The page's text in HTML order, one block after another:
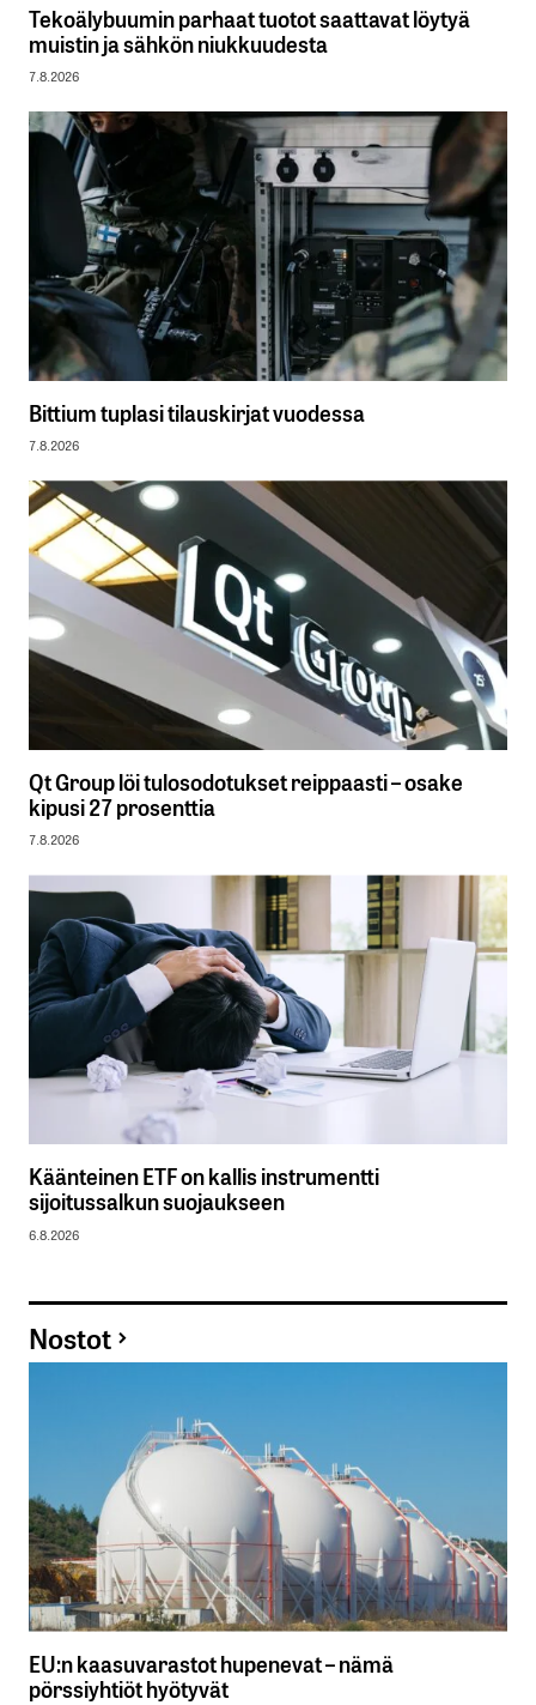
Tekoälybuumin parhaat tuotot saattavat löytyä
muistin ja sähkön niukkuudesta
7.8.2026
Bittium tuplasi tilauskirjat vuodessa
7.8.2026
Qt Group löi tulosodotukset reippaasti – osake
kipusi 27 prosenttia
7.8.2026
Käänteinen ETF on kallis instrumentti
sijoitussalkun suojaukseen
6.8.2026
Nostot
EU:n kaasuvarastot hupenevat – nämä
pörssiyhtiöt hyötyvät